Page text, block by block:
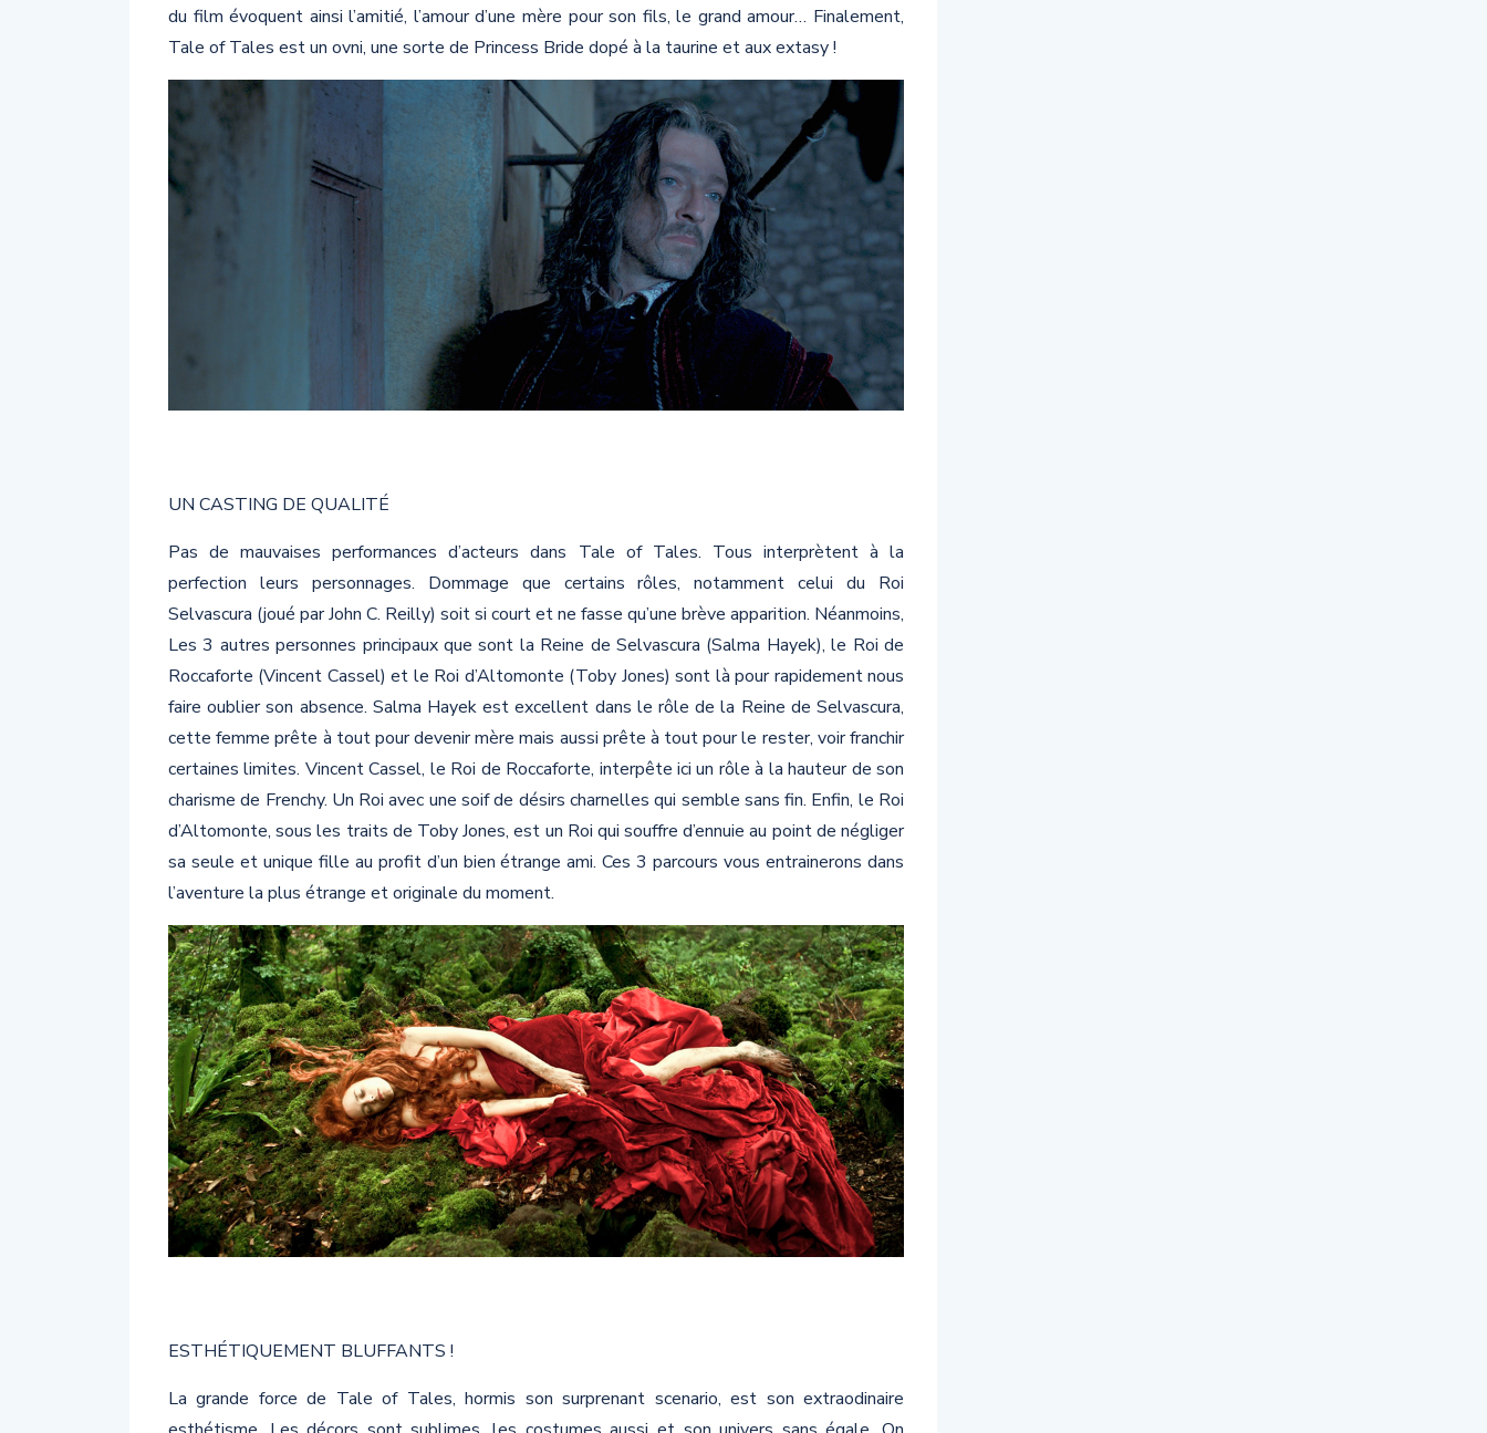
du film évoquent ainsi l’amitié, l’amour d’une mère pour son fils, le grand amour… Finalement,
Tale of Tales est un ovni, une sorte de Princess Bride dopé à la taurine et aux extasy !
UN CASTING DE QUALITÉ
Pas de mauvaises performances d’acteurs dans Tale of Tales. Tous interprètent à la
perfection leurs personnages. Dommage que certains rôles, notamment celui du Roi
Selvascura (joué par John C. Reilly) soit si court et ne fasse qu’une brève apparition. Néanmoins,
Les 3 autres personnes principaux que sont la Reine de Selvascura (Salma Hayek), le Roi de
Roccaforte (Vincent Cassel) et le Roi d’Altomonte (Toby Jones) sont là pour rapidement nous
faire oublier son absence. Salma Hayek est excellent dans le rôle de la Reine de Selvascura,
cette femme prête à tout pour devenir mère mais aussi prête à tout pour le rester, voir franchir
certaines limites. Vincent Cassel, le Roi de Roccaforte, interpête ici un rôle à la hauteur de son
charisme de Frenchy. Un Roi avec une soif de désirs charnelles qui semble sans fin. Enfin, le Roi
d’Altomonte, sous les traits de Toby Jones, est un Roi qui souffre d’ennuie au point de négliger
sa seule et unique fille au profit d’un bien étrange ami. Ces 3 parcours vous entrainerons dans
l’aventure la plus étrange et originale du moment.
ESTHÉTIQUEMENT BLUFFANTS !
La grande force de Tale of Tales, hormis son surprenant scenario, est son extraodinaire